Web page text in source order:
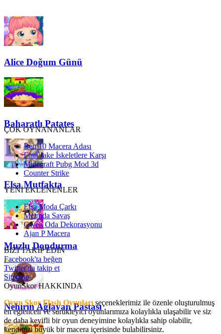
Alice Doğum Günü
Baharatlı Patates
Elsa Mutfakta
Muzlu Dondurma
Nehirin Ağlayan Pastası
ÇOK OYNANANLAR
Ben 10 Macera Adası
Finn Jake İskeletlere Karşı
Minecraft Pubg Mod 3d
Counter Strike
YENİ EKLENENLER
Elsa Moda Çarkı
Metroda Savaş
Gwen Oda Dekorasyonu
Ajan P Macera
BİZİ TAKİP EDİN
Facebook'ta beğen
Twitter'da takip et
Sitemap
OyunSkor HAKKINDA
Oyun Skor Flash Oyunları seçeneklerimiz ile özenle oluşturulmuş
en eğlenceli ve sürükleyici oyunlarımıza kolaylıkla ulaşabilir ve siz
de daha keyifli bir oyun deneyimine kolaylıkla sahip olabilir,
kendinizi büyük bir macera içerisinde bulabilirsiniz.